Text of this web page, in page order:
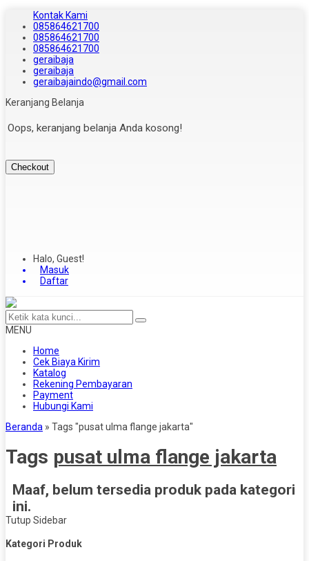
Kontak Kami
085864621700
085864621700
085864621700
geraibaja
geraibaja
geraibajaindo@gmail.com
Keranjang Belanja
Oops, keranjang belanja Anda kosong!
Checkout
Halo, Guest!
Masuk
Daftar
MENU
Home
Cek Biaya Kirim
Katalog
Rekening Pembayaran
Payment
Hubungi Kami
Beranda » Tags "pusat ulma flange jakarta"
Tags pusat ulma flange jakarta
Maaf, belum tersedia produk pada kategori
ini.
Tutup Sidebar
Kategori Produk